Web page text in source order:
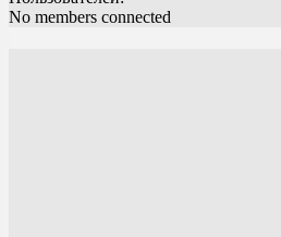
No members connected